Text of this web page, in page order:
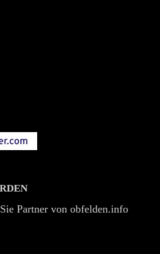
Partner von obfelden.info